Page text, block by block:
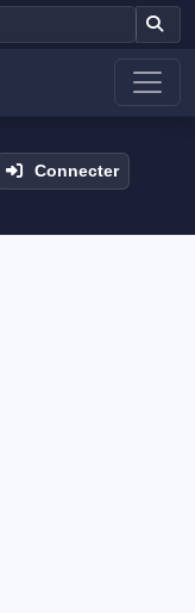
Connecter